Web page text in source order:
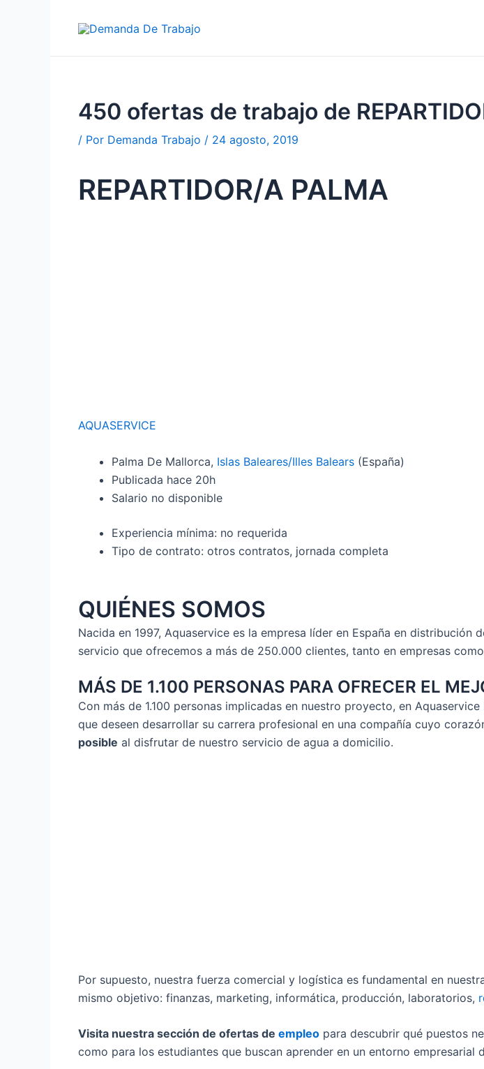
450 ofertas de trabajo de
/ Por Demanda Trabajo / 24 agosto, 2019
REPARTIDOR/A PALMA
AQUASERVICE
Palma De Mallorca, Islas Baleares/Illes Balears (España)
Publicada hace 20h
Salario no disponible
Experiencia mínima: no requerida
Tipo de contrato: otros contratos, jornada completa
QUIÉNES SOMOS
Nacida en 1997, Aquaservice es la empresa líder en España en
servicio que ofrecemos a más de 250.000 clientes, tanto en empresas
MÁS DE 1.100 PERSONAS PARA OFRECER EL
Con más de 1.100 personas implicadas en nuestro proyecto, en
que deseen desarrollar su carrera profesional en una compañía cuyo
posible al disfrutar de nuestro servicio de agua a domicilio.
Por supuesto, nuestra fuerza comercial y logística es fundamental en
mismo objetivo: finanzas, marketing, informática, producción, laboratorios,
Visita nuestra sección de ofertas de empleo para descubrir qué puestos
como para los estudiantes que buscan aprender en un entorno empresarial